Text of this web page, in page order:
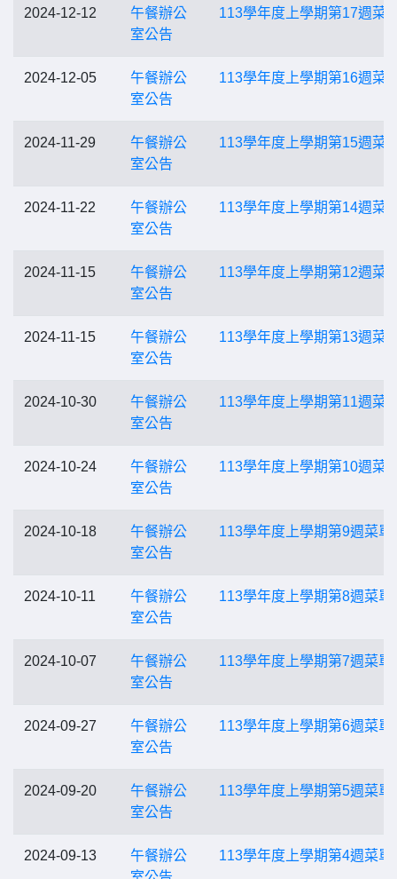
2024-12-12
午餐辦公
室公告
113學年度上學期第17週菜
2024-12-05
午餐辦公
室公告
113學年度上學期第16週菜
2024-11-29
午餐辦公
室公告
113學年度上學期第15週菜
2024-11-22
午餐辦公
室公告
113學年度上學期第14週菜
2024-11-15
午餐辦公
室公告
113學年度上學期第12週菜
2024-11-15
午餐辦公
室公告
113學年度上學期第13週菜
2024-10-30
午餐辦公
室公告
113學年度上學期第11週菜
2024-10-24
午餐辦公
室公告
113學年度上學期第10週菜
2024-10-18
午餐辦公
室公告
113學年度上學期第9週菜單
2024-10-11
午餐辦公
室公告
113學年度上學期第8週菜單
2024-10-07
午餐辦公
室公告
113學年度上學期第7週菜單
2024-09-27
午餐辦公
室公告
113學年度上學期第6週菜單
2024-09-20
午餐辦公
室公告
113學年度上學期第5週菜單
2024-09-13
午餐辦公
113學年度上學期第4週菜單